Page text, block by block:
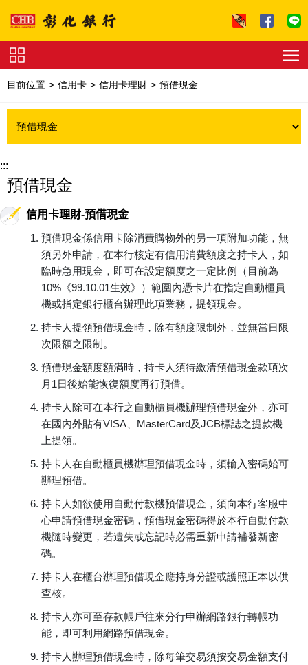
證
券
收
費
標
準
理
算
友
善
連
結
法
目前位置 信用卡 信用卡理財 預借現金
:::
預借現金
信用卡理財-預借現金
預借現金係信用卡除消費購物外的另一項附加功能，無
須另外申請，在本行核定有信用消費額度之持卡人，如
臨時急用現金，即可在設定額度之一定比例（目前為
10%《99.10.01生效》）範圍內憑卡片在指定自動櫃員
機或指定銀行櫃台辦理此項業務，提領現金。
持卡人提領預借現金時，除有額度限制外，並無當日限
次限額之限制。
預借現金額度額滿時，持卡人須待繳清預借現金款項次
月1日後始能恢復額度再行預借。
持卡人除可在本行之自動櫃員機辦理預借現金外，亦可
在國內外貼有VISA、MasterCard及JCB標誌之提款機
上提領。
持卡人在自動櫃員機辦理預借現金時，須輸入密碼始可
辦理預借。
持卡人如欲使用自動付款機預借現金，須向本行客服中
心申請預借現金密碼，預借現金密碼得於本行自動付款
機隨時變更，若遺失或忘記時必需重新申請補發新密
碼。
持卡人在櫃台辦理預借現金應持身分證或護照正本以供
查核。
持卡人亦可至存款帳戶往來分行申辦網路銀行轉帳功
能，即可利用網路預借現金。
持卡人辦理預借現金時，除每筆交易須按交易金額支付